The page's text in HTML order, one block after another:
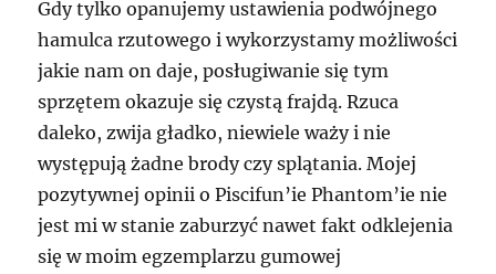
Gdy tylko opanujemy ustawienia podwójnego
hamulca rzutowego i wykorzystamy możliwości
jakie nam on daje, posługiwanie się tym
sprzętem okazuje się czystą frajdą. Rzuca
daleko, zwija gładko, niewiele waży i nie
występują żadne brody czy splątania. Mojej
pozytywnej opinii o Piscifun’ie Phantom’ie nie
jest mi w stanie zaburzyć nawet fakt odklejenia
się w moim egzemplarzu gumowej